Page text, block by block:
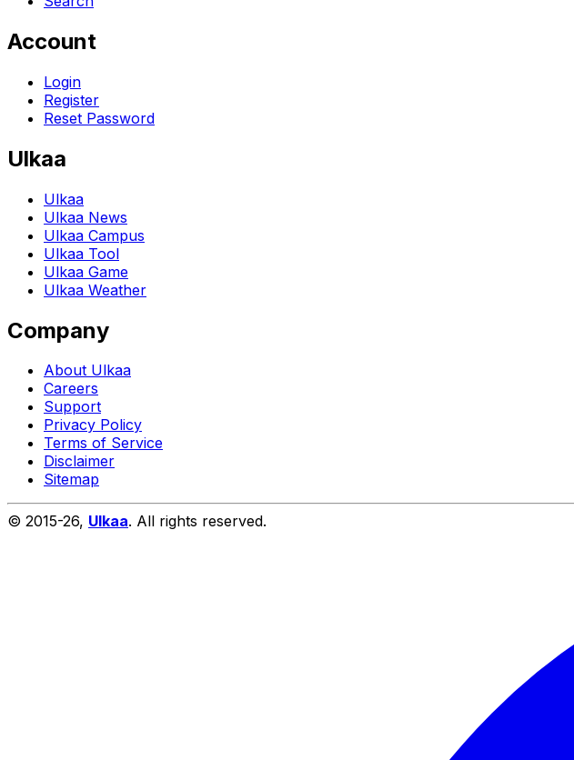
Account
Login
Register
Reset Password
Ulkaa
Ulkaa
Ulkaa News
Ulkaa Campus
Ulkaa Tool
Ulkaa Game
Ulkaa Weather
Company
About Ulkaa
Careers
Support
Privacy Policy
Terms of Service
Disclaimer
Sitemap
© 2015-26, Ulkaa. All rights reserved.